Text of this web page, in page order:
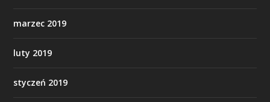
marzec 2019
luty 2019
styczeń 2019